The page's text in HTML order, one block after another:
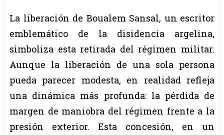
La liberación de Boualem Sansal, un escritor
emblemático de la disidencia argelina,
simboliza esta retirada del régimen militar.
Aunque la liberación de una sola persona
pueda parecer modesta, en realidad refleja
una dinámica más profunda: la pérdida de
margen de maniobra del régimen frente a la
presión exterior. Esta concesión, en un